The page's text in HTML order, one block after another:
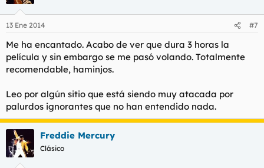
13 Ene 2014 #7
Me ha encantado. Acabo de ver que dura 3 horas la
película y sin embargo se me pasó volando. Totalmente
recomendable, haminjos.
Leo por algún sitio que está siendo muy atacada por
palurdos ignorantes que no han entendido nada.
Freddie Mercury
Clásico